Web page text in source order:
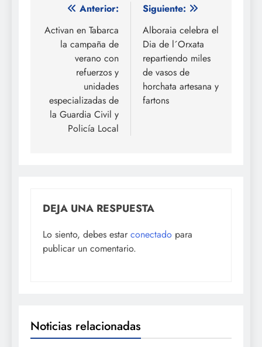
Navegación
de
entradas
Anterior:
Activan en Tabarca
la campaña de
verano con
refuerzos y
unidades
especializadas de
la Guardia Civil y
Policía Local
Siguiente:
Alboraia celebra el
Dia de l´Orxata
repartiendo miles
de vasos de
horchata artesana y
fartons
DEJA UNA RESPUESTA
Lo siento, debes estar conectado para
publicar un comentario.
Noticias relacionadas